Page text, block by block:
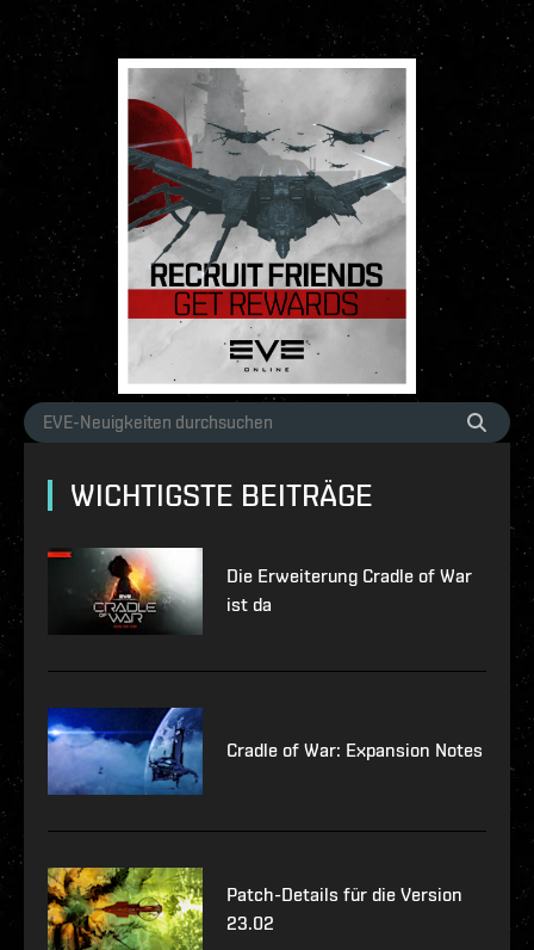
WICHTIGSTE BEITRÄGE
Die Erweiterung Cradle of War
ist da
Cradle of War: Expansion Notes
Patch-Details für die Version
23.02